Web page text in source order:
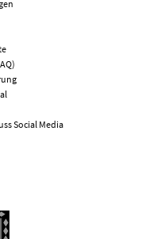
Social Media